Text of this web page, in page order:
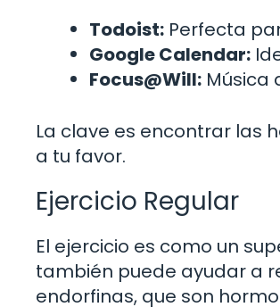
Todoist: Perfecta
Google Calendar:
Focus@Will: Música
La clave es encontrar las
a tu favor.
Ejercicio Regular
El ejercicio es como un
también puede ayudar a
endorfinas, que son